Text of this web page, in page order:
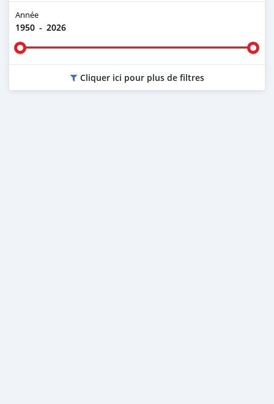
Année
1950 - 2026
Cliquer ici pour plus de filtres